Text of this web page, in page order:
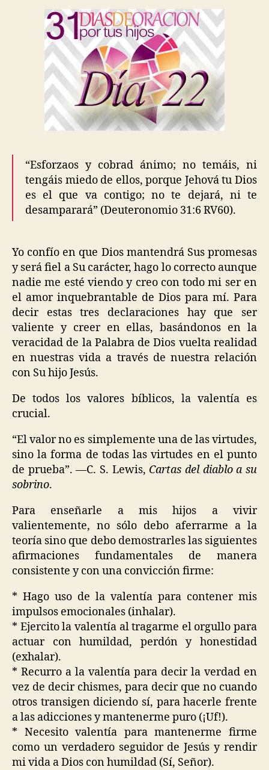
“Esforzaos y cobrad ánimo; no temáis, ni
tengáis miedo de ellos, porque Jehová tu Dios
es el que va contigo; no te dejará, ni te
desamparará” (Deuteronomio 31:6 RV60).
Yo confío en que Dios mantendrá Sus promesas
y será fiel a Su carácter, hago lo correcto aunque
nadie me esté viendo y creo con todo mi ser en
el amor inquebrantable de Dios para mí. Para
decir estas tres declaraciones hay que ser
valiente y creer en ellas, basándonos en la
veracidad de la Palabra de Dios vuelta realidad
en nuestras vida a través de nuestra relación
con Su hijo Jesús.
De todos los valores bíblicos, la valentía es
crucial.
“El valor no es simplemente una de las virtudes,
sino la forma de todas las virtudes en el punto
de prueba”. —C. S. Lewis, Cartas del diablo a su
sobrino.
Para enseñarle a mis hijos a vivir
valientemente, no sólo debo aferrarme a la
teoría sino que debo demostrarles las siguientes
afirmaciones fundamentales de manera
consistente y con una convicción firme:
* Hago uso de la valentía para contener mis
impulsos emocionales (inhalar).
* Ejercito la valentía al tragarme el orgullo para
actuar con humildad, perdón y honestidad
(exhalar).
* Recurro a la valentía para decir la verdad en
vez de decir chismes, para decir que no cuando
otros transigen diciendo sí, para hacerle frente
a las adicciones y mantenerme puro (¡Uf!).
* Necesito valentía para mantenerme firme
como un verdadero seguidor de Jesús y rendir
mi vida a Dios con humildad (Sí, Señor).